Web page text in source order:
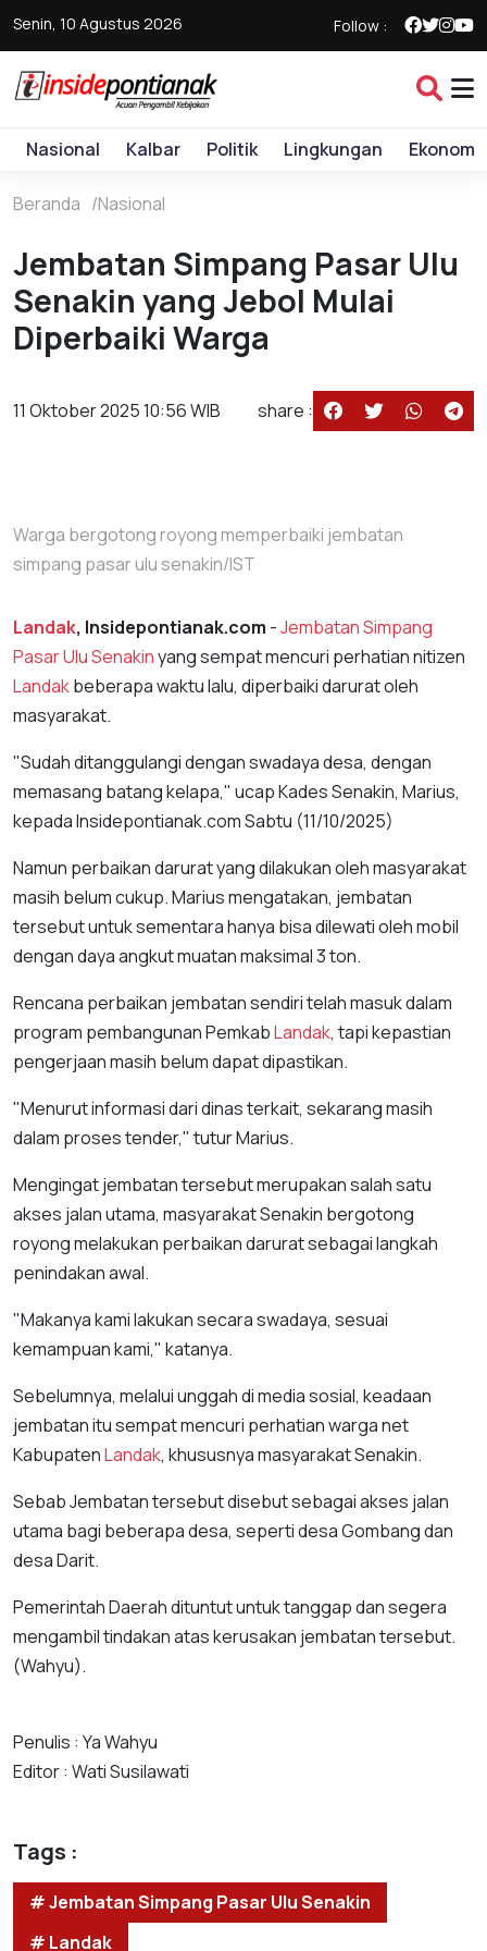
Senin, 10 Agustus 2026 Follow :
Nasional Kalbar Politik Lingkungan Ekonomi
Beranda Nasional
Jembatan Simpang Pasar Ulu
Senakin yang Jebol Mulai
Diperbaiki Warga
11 Oktober 2025 10:56 WIB share :
Warga bergotong royong memperbaiki jembatan
simpang pasar ulu senakin/IST
Landak, Insidepontianak.com -Jembatan Simpang
Pasar Ulu Senakinyang sempat mencuri perhatian nitizen
Landakbeberapa waktu lalu, diperbaiki darurat oleh
masyarakat.
"Sudah ditanggulangi dengan swadaya desa, dengan
memasang batang kelapa," ucap Kades Senakin, Marius,
kepada Insidepontianak.com Sabtu (11/10/2025)
Namun perbaikan darurat yang dilakukan oleh masyarakat
masih belum cukup. Marius mengatakan, jembatan
tersebut untuk sementara hanya bisa dilewati oleh mobil
dengan daya angkut muatan maksimal 3 ton.
Rencana perbaikan jembatan sendiri telah masuk dalam
program pembangunan PemkabLandak, tapi kepastian
pengerjaan masih belum dapat dipastikan.
"Menurut informasi dari dinas terkait, sekarang masih
dalam proses tender," tutur Marius.
Mengingat jembatan tersebut merupakan salah satu
akses jalan utama, masyarakat Senakin bergotong
royong melakukan perbaikan darurat sebagai langkah
penindakan awal.
"Makanya kami lakukan secara swadaya, sesuai
kemampuan kami," katanya.
Sebelumnya, melalui unggah di media sosial, keadaan
jembatan itu sempat mencuri perhatian warga net
KabupatenLandak, khususnya masyarakat Senakin.
Sebab Jembatan tersebut disebut sebagai akses jalan
utama bagi beberapa desa, seperti desa Gombang dan
desa Darit.
Pemerintah Daerah dituntut untuk tanggap dan segera
mengambil tindakan atas kerusakan jembatan tersebut.
(Wahyu).
Penulis : Ya Wahyu
Editor : Wati Susilawati
Tags :
# Jembatan Simpang Pasar Ulu Senakin
# Landak